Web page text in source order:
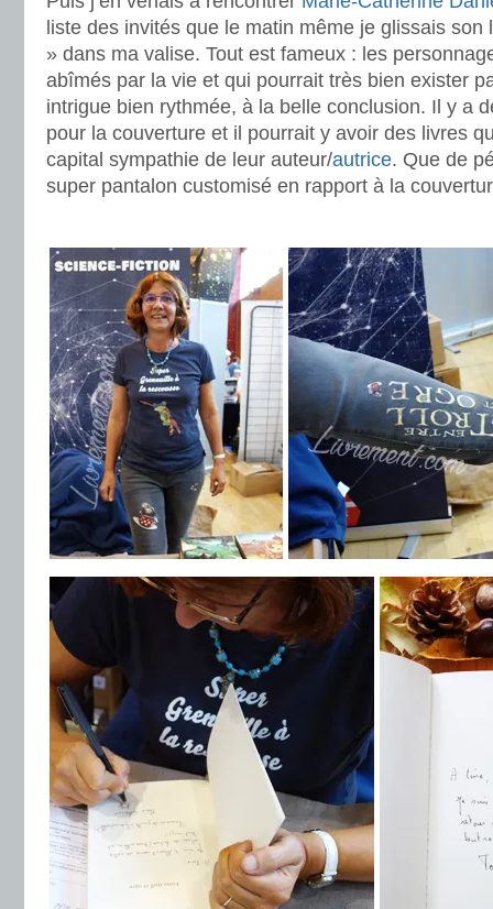
liste des invités que le matin même je glissais
» dans ma valise. Tout est fameux : les
abîmés par la vie et qui pourrait très bien exister
intrigue bien rythmée, à la belle conclusion. Il y a
pour la couverture et il pourrait y avoir des livres
capital sympathie de leur auteur/autrice. Que de
super pantalon customisé en rapport à la